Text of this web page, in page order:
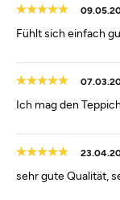
Fühlt sich einfach
Ich mag den
sehr gute Qualität,